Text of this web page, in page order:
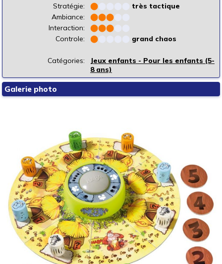
Stratégie:
⬤
très tactique
Ambiance:
⬤⬤⬤
Interaction:
⬤⬤⬤
Controle:
⬤ grand chaos
Catégories:
Jeux enfants - Pour les enfants (5-
8 ans)
Galerie photo